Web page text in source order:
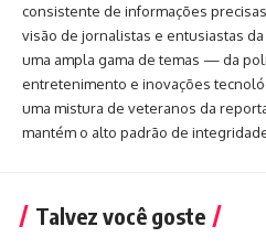
consistente de informações
visão de jornalistas e entusiastas
uma ampla gama de temas — da
entretenimento e inovações
uma mistura de veteranos da
mantém o alto padrão de
Talvez você goste